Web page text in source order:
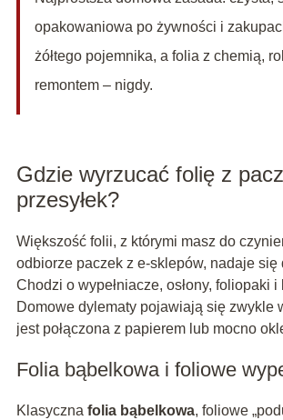
opakowaniowa po żywności i
żółtego pojemnika, a folia z chemią,
remontem – nigdy.
Gdzie wyrzucać folię z
przesyłek?
Większość folii, z którymi masz do
odbiorze paczek z e‑sklepów, nadaje się
Chodzi o wypełniacze, osłony, foliopaki i
Domowe dylematy pojawiają się zwykle
jest połączona z papierem lub mocno
Folia bąbelkowa i foliowe
Klasyczna folia bąbelkowa, foliowe